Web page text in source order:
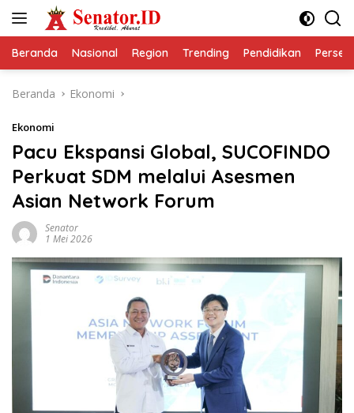
Beranda Nasional Region Trending Pendidikan
Beranda Ekonomi
Ekonomi
Pacu Ekspansi Global, SUCOFINDO
Perkuat SDM melalui Asesmen
Asian Network Forum
Senator
1 Mei 2026